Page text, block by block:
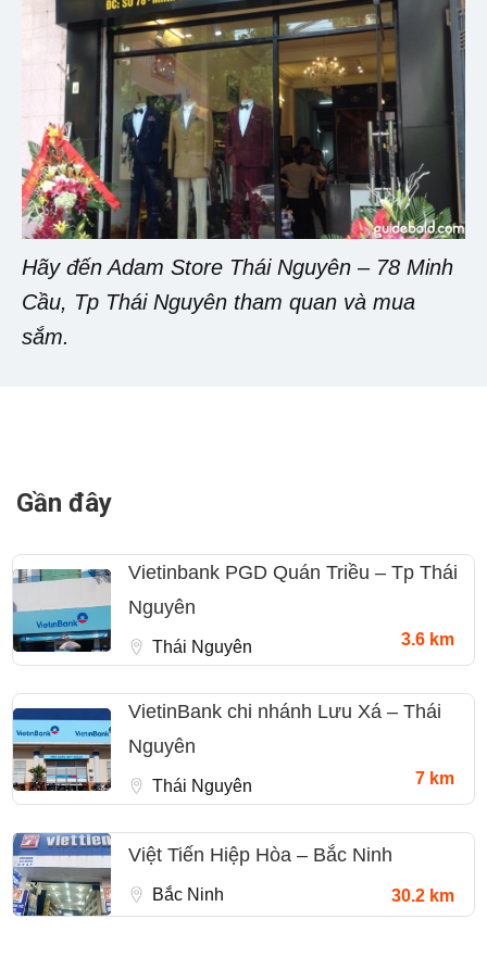
Hãy đến Adam Store Thái Nguyên – 78 Minh
Cầu, Tp Thái Nguyên tham quan và mua
sắm.
Gần đây
Vietinbank PGD Quán Triều – Tp Thái
Nguyên
Thái Nguyên 3.6 km
VietinBank chi nhánh Lưu Xá – Thái
Nguyên
Thái Nguyên 7 km
Việt Tiến Hiệp Hòa – Bắc Ninh
Bắc Ninh 30.2 km